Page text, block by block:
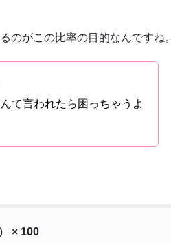
のがこの比率の目的なんですね。
て言われたら困っちゃうよ
× 100